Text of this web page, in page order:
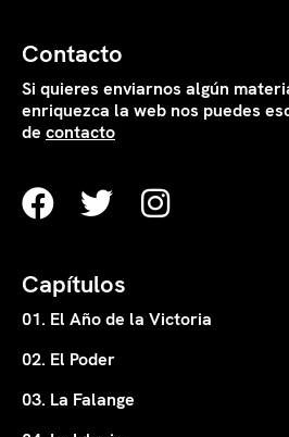
Contacto
Si quieres enviarnos algún
enriquezca la web nos puedes
de contacto
Capítulos
01. El Año de la Victoria
02. El Poder
03. La Falange